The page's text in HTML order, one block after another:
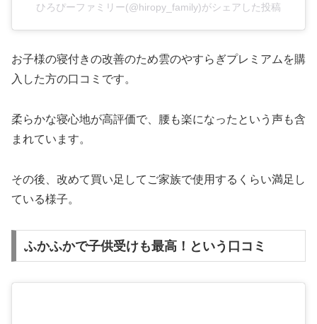
ひろぴーファミリー(@hiropy_family)がシェアした投稿
お子様の寝付きの改善のため雲のやすらぎプレミアムを購
入した方の口コミです。
柔らかな寝心地が高評価で、腰も楽になったという声も含
まれています。
その後、改めて買い足してご家族で使用するくらい満足し
ている様子。
ふかふかで子供受けも最高！という口コミ